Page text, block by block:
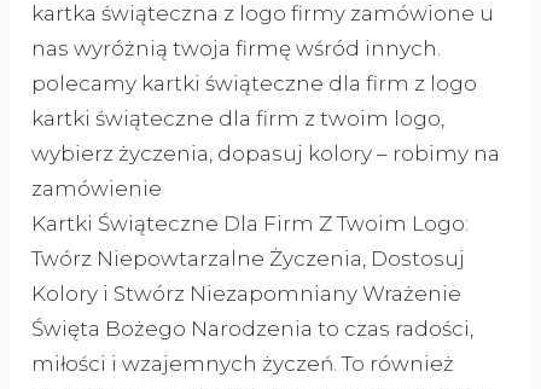
kartka świąteczna z logo firmy zamówione u
nas wyróżnią twoja firmę wśród innych.
polecamy kartki świąteczne dla firm z logo
kartki świąteczne dla firm z twoim logo,
wybierz życzenia, dopasuj kolory – robimy na
zamówienie
Kartki Świąteczne Dla Firm Z Twoim Logo:
Twórz Niepowtarzalne Życzenia, Dostosuj
Kolory i Stwórz Niezapomniany Wrażenie
Święta Bożego Narodzenia to czas radości,
miłości i wzajemnych życzeń. To również